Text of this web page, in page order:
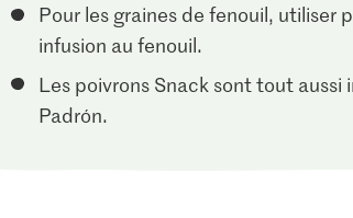
2.10
Gruyère Fromage à
Pour les graines de fenouil, utiliser
infusion au fenouil.
Les poivrons Snack sont tout
Padrón.